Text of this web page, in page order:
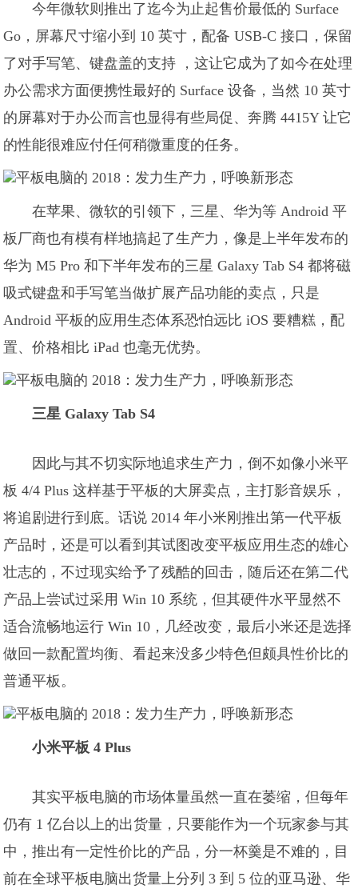
今年微软则推出了迄今为止起售价最低的 Surface
Go，屏幕尺寸缩小到 10 英寸，配备 USB-C 接口，保留
了对手写笔、键盘盖的支持 ，这让它成为了如今在处理
办公需求方面便携性最好的 Surface 设备，当然 10 英寸
的屏幕对于办公而言也显得有些局促、奔腾 4415Y 让它
的性能很难应付任何稍微重度的任务。
在苹果、微软的引领下，三星、华为等 Android 平
板厂商也有模有样地搞起了生产力，像是上半年发布的
华为 M5 Pro 和下半年发布的三星 Galaxy Tab S4 都将磁
吸式键盘和手写笔当做扩展产品功能的卖点，只是
Android 平板的应用生态体系恐怕远比 iOS 要糟糕，配
置、价格相比 iPad 也毫无优势。
三星 Galaxy Tab S4
因此与其不切实际地追求生产力，倒不如像小米平
板 4/4 Plus 这样基于平板的大屏卖点，主打影音娱乐，
将追剧进行到底。话说 2014 年小米刚推出第一代平板
产品时，还是可以看到其试图改变平板应用生态的雄心
壮志的，不过现实给予了残酷的回击，随后还在第二代
产品上尝试过采用 Win 10 系统，但其硬件水平显然不
适合流畅地运行 Win 10，几经改变，最后小米还是选择
做回一款配置均衡、看起来没多少特色但颇具性价比的
普通平板。
小米平板 4 Plus
其实平板电脑的市场体量虽然一直在萎缩，但每年
仍有 1 亿台以上的出货量，只要能作为一个玩家参与其
中，推出有一定性价比的产品，分一杯羹是不难的，目
前在全球平板电脑出货量上分列 3 到 5 位的亚马逊、华